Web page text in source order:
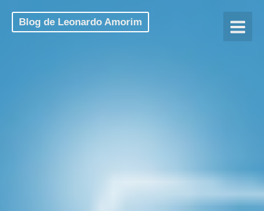
Blog de Leonardo Amorim